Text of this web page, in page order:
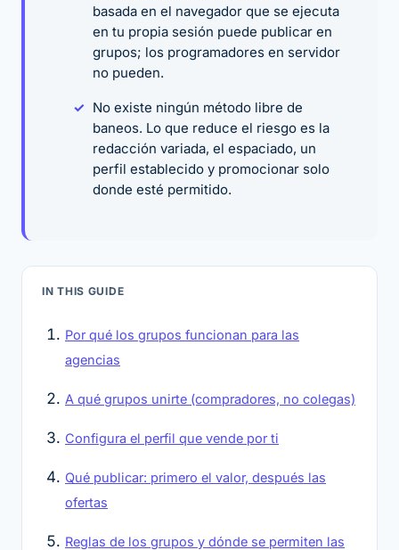
basada en el navegador que se ejecuta
en tu propia sesión puede publicar en
grupos; los programadores en servidor
no pueden.
No existe ningún método libre de
baneos. Lo que reduce el riesgo es la
redacción variada, el espaciado, un
perfil establecido y promocionar solo
donde esté permitido.
IN THIS GUIDE
Por qué los grupos funcionan para las
agencias
A qué grupos unirte (compradores, no colegas)
Configura el perfil que vende por ti
Qué publicar: primero el valor, después las
ofertas
Reglas de los grupos y dónde se permiten las